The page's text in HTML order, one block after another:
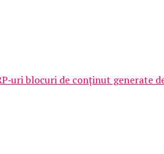
blocuri de conținut generate